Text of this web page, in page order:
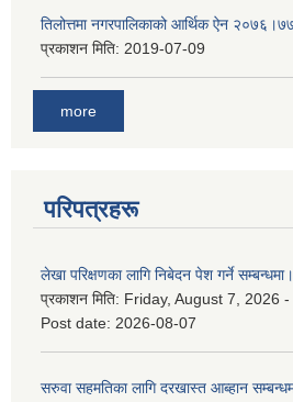
तिलोत्तमा नगरपालिकाको आर्थिक ऐन
प्रकाशन मिति: 2019-07-09
more
परिपत्रहरू
लेखा परिक्षणका लागि निबेदन पेश गर्ने सम्बन्धमा।
प्रकाशन मिति: Friday, August 7, 2026
Post date: 2026-08-07
सरुवा सहमतिका लागि दरखास्त आब्हान